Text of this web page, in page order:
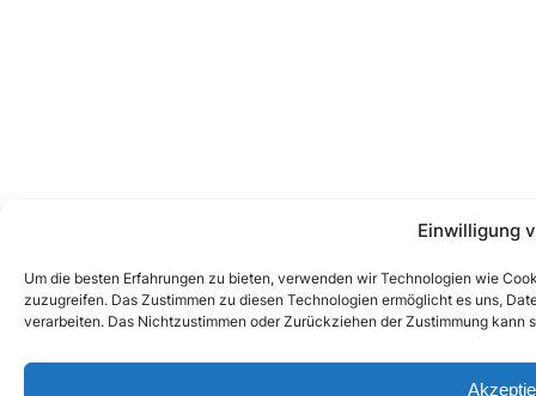
Einwilligung
Um die besten Erfahrungen zu bieten, verwenden wir Technologien wie
zuzugreifen. Das Zustimmen zu diesen Technologien ermöglicht es uns,
verarbeiten. Das Nichtzustimmen oder Zurückziehen der Zustimmung